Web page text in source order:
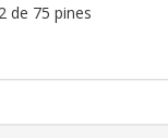
de 75 pines